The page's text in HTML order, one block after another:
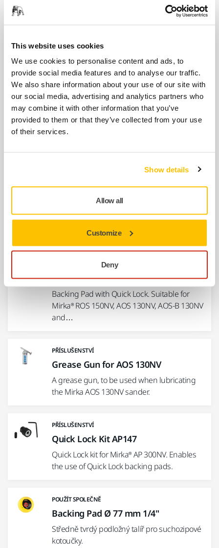
This website uses cookies
We use cookies to personalise content and ads, to
provide social media features and to analyse our traffic.
We also share information about your use of our site with
our social media, advertising and analytics partners who
may combine it with other information that you’ve
provided to them or that they’ve collected from your use
of their services.
Show details
Allow all
Customize
Deny
Podložný talíř 32 mm s rychlospojkou
pro samolepicí brusivo, měkký,
8294596311
Quick Lock Kit AP147
8992324411
Podložný talíř 3" 77 mm,
Související produkty
Backing Pad Ø 32 mm Quick Lock
Backing Pad with Quick Lock. Suitable for
Mirka® ROS 150NV, AOS 130NV, AOS-B 130NV
and…
PŘÍSLUŠENSTVÍ
Grease Gun for AOS 130NV
A grease gun, to be used when lubricating
the Mirka AOS 130NV sander.
PŘÍSLUŠENSTVÍ
Quick Lock Kit AP147
Quick Lock kit for Mirka® AP 300NV. Enables
the use of Quick Lock backing pads.
POUŽÍT SPOLEČNĚ
Backing Pad Ø 77 mm 1/4"
Středně tvrdý podložný talíř pro suchozipové
kotoučky.